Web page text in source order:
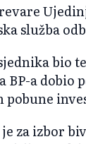
služba
bio
a dobio
pobune
za izbor